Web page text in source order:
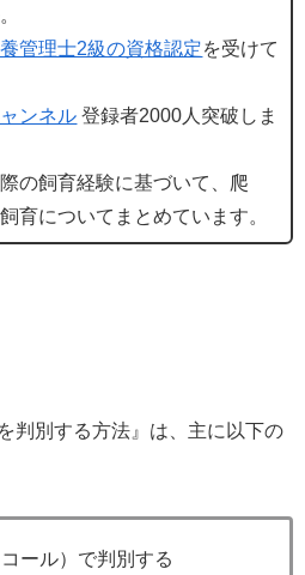
管理士2級の資格認定を受けて
ンネル 登録者2000人突破しま
の飼育経験に基づいて、爬
育についてまとめています。
判別する方法』は、主に以下の
ール）で判別する